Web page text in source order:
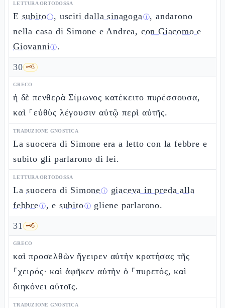
LETTURA ORTODOSSA
E subitoⓘ, usciti dalla sinagogaⓘ, andarono
nella casa di Simone e Andrea, con Giacomo e
Giovanniⓘ.
30 🗝️3
GRECO
ἡ δὲ πενθερὰ Σίμωνος κατέκειτο πυρέσσουσα,
καὶ ⸀εὐθὺς λέγουσιν αὐτῷ περὶ αὐτῆς.
TRADUZIONE GNOSTICA
La suocera di Simone era a letto con la febbre e
subito gli parlarono di lei.
LETTURA ORTODOSSA
Lasuocera di Simoneⓘ giaceva in preda alla
febbreⓘ, e subitoⓘ gliene parlarono.
31 🗝️5
GRECO
καὶ προσελθὼν ἤγειρεν αὐτὴν κρατήσας τῆς
⸀χειρός· καὶ ἀφῆκεν αὐτὴν ὁ ⸀πυρετός, καὶ
διηκόνει αὐτοῖς.
TRADUZIONE GNOSTICA